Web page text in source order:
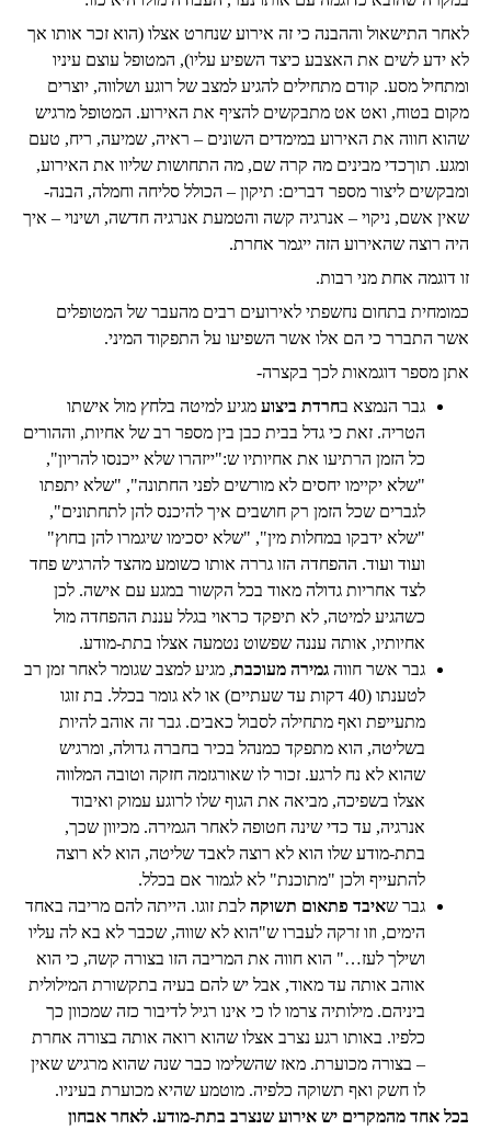
לאחר התישאול וההבנה כי זה אירוע שנחרט אצלו (הוא זכר אותו אך
לא ידע לשים את האצבע כיצד השפיע עליו), המטופל עוצם עיניו
ומתחיל מסע. קודם מתחילים להגיע למצב של רוגע ושלווה, יוצרים
מקום בטוח, ואט אט מתבקשים להציף את האירוע. המטופל מרגיש
שהוא חווה את האירוע במימדים השונים – ראיה, שמיעה, ריח, טעם
ומגע. תוךכדי מבינים מה קרה שם, מה התחושות שליוו את האירוע,
ומבקשים ליצור מספר דברים: תיקון – הכולל סליחה וחמלה, הבנה-
שאין אשם, ניקוי – אנרגיה קשה והטמעת אנרגיה חדשה, ושינוי – איך
היה רוצה שהאירוע הזה ייגמר אחרת.
זו דוגמה אחת מני רבות.
כמומחית בתחום נחשפתי לאירועים רבים מהעבר של המטופלים
אשר התברר כי הם אלו אשר השפיעו על התפקוד המיני.
אתן מספר דוגמאות לכך בקצרה-
גבר הנמצא בחרדת ביצועמגיע למיטה בלחץ מול אישתו
הטריה. זאת כי גדל בבית כבן בין מספר רב של אחיות, וההורים
כל הזמן הרתיעו את אחיותיו ש:"ייזהרו שלא ייכנסו להריון",
"שלא יקיימו יחסים לא מורשים לפני החתונה", "שלא יתפתו
לגברים שכל הזמן רק חושבים איך להיכנס להן לתחתונים",
"שלא ידבקו במחלות מין", "שלא יסכימו שיגמרו להן בחוץ"
ועוד ועוד. ההפחדה הזו גררה אותו כשומע מהצד להרגיש פחד
לצד אחריות גדולה מאוד בכל הקשור במגע עם אישה. לכן
כשהגיע למיטה, לא תיפקד כראוי בגלל עננת ההפחדה מול
אחיותיו, אותה עננה שפשוט נטמעה אצלו בתת-מודע.
גבר אשר חווה גמירה מעוכבת, מגיע למצב שגומר לאחר זמן רב
לטענתו (40 דקות עד שעתיים) או לא גומר בכלל. בת זוגו
מתעייפת ואף מתחילה לסבול כאבים. גבר זה אוהב להיות
בשליטה, הוא מתפקד כמנהל בכיר בחברה גדולה, ומרגיש
שהוא לא נח לרגע. זכור לו שאורגזמה חזקה וטובה המלווה
אצלו בשפיכה, מביאה את הגוף שלו לרוגע עמוק ואיבוד
אנרגיה, עד כדי שינה חטופה לאחר הגמירה. מכיוון שכך,
בתת-מודע שלו הוא לא רוצה לאבד שליטה, הוא לא רוצה
להתעייף ולכן "מתוכנת" לא לגמור אם בכלל.
גבר שאיבד פתאום תשוקהלבת זוגו. הייתה להם מריבה באחד
הימים, וזו זרקה לעברו ש"הוא לא שווה, שכבר לא בא לה עליו
ושילך לעז…" הוא חווה את המריבה הזו בצורה קשה, כי הוא
אוהב אותה עד מאוד, אבל יש להם בעיה בתקשורת המילולית
ביניהם. מילותיה צרמו לו כי אינו רגיל לדיבור כזה שמכוון כך
כלפיו. באותו רגע נצרב אצלו שהוא רואה אותה בצורה אחרת
– בצורה מכוערת. מאז שהשלימו כבר שנה שהוא מרגיש שאין
לו חשק ואף תשוקה כלפיה. מוטמע שהיא מכוערת בעיניו.
בכל אחד מהמקרים יש אירוע שנצרב בתת-מודע. לאחר אבחון